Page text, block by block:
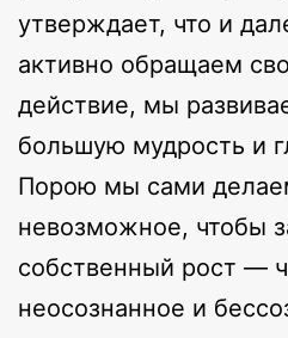
утверждает, что и
активно обращаем
действие, мы
большую мудрость и
Порою мы сами
невозможное, чтобы
собственный рост —
неосознанное и